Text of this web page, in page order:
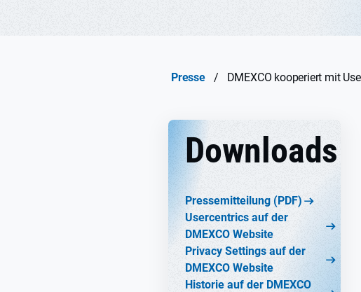
Presse / DMEXCO kooperiert mit
Downloads
Pressemitteilung (PDF)
Usercentrics auf der
DMEXCO Website
Privacy Settings auf der
DMEXCO Website
Historie auf der DMEXCO